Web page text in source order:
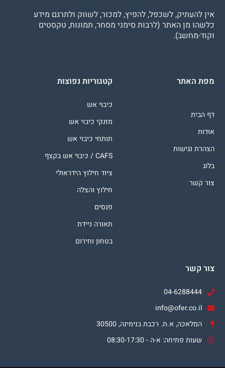
אין להעתיק, לשכפל, להפיץ, למכור, לשווק ולתרגם מידע
כלשהו מן האתר (לרבות סימני מסחר, תמונות, טקסטים
וקוד-מחשב).
מפת האתר
דף הבית
אודות
הצהרת נגישות
בלוג
צור קשר
קטגוריות נפוצות
כיבוי אש
מזנקי כיבוי אש
תותחי כיבוי אש
CAFS / כיבוי אש בקצף
ציוד חילוץ הידראולי
חילוץ והצלה
פנסים
תאורה ניידת
בטחון וחירום
צור קשר
04-6288444
info@ofer.co.il
המלאכה, א.ת. רכבת בנימינה, 30500
שעות פתיחה: א-ה - 08:30-17:30